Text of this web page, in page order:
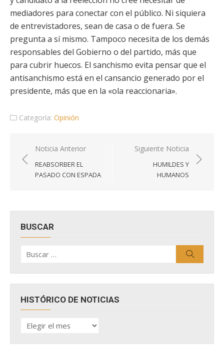
mediadores para conectar con el público. Ni siquiera
de entrevistadores, sean de casa o de fuera. Se
pregunta a sí mismo. Tampoco necesita de los demás
responsables del Gobierno o del partido, más que
para cubrir huecos. El sanchismo evita pensar que el
antisanchismo está en el cansancio generado por el
presidente, más que en la «ola reaccionaria».
Categoría: Opinión
Navegación
de
entradas
Noticia Anterior
REABSORBER EL
PASADO CON ESPADA
Siguiente Noticia
HUMILDES Y
HUMANOS
BUSCAR
por:
HISTÓRICO DE NOTICIAS
HISTÓRICO
DE